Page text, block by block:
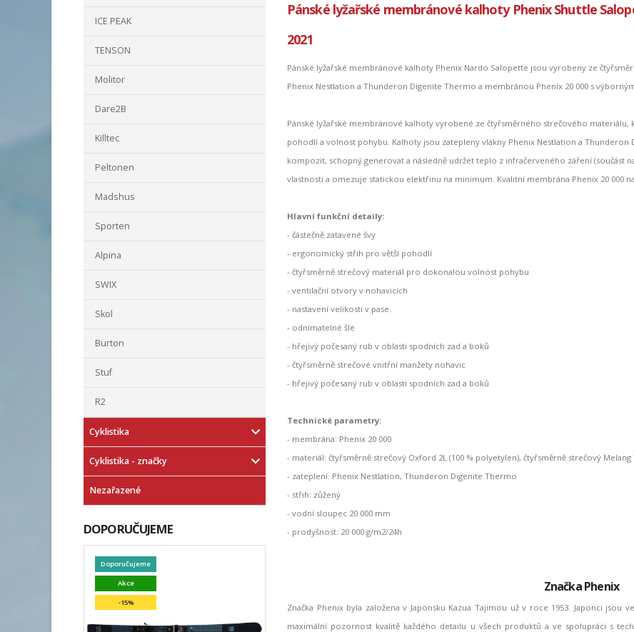
ICE PEAK
TENSON
Molitor
Dare2B
Killtec
Peltonen
Madshus
Sporten
Alpina
SWIX
Skol
Burton
Stuf
R2
Cyklistika
Cyklistika - značky
Nezařazené
DOPORUČUJEME
Doporučujeme
Akce
-15%
Pánské lyžařské membránové kalhoty Phenix Shuttle
2021
Pánské lyžařské membránové kalhoty Phenix Nardo Salopette jsou vyrobeny ze
Phenix Nestlation a Thunderon Digenite Thermo a membránou Phenix 20 000 s
Pánské lyžařské membránové kalhoty vyrobené ze čtyřsměrného strečového
pohodlí a volnost pohybu. Kalhoty jsou zatepleny vlákny Phenix Nestlation a
kompozit, schopný generovat a následně udržet teplo z infračerveného záření (součást
vlastnosti a omezuje statickou elektřinu na minimum. Kvalitní membrána Phenix 20 000
Hlavní funkční detaily:
- částečně zatavené švy
- ergonomický střih pro větší pohodlí
- čtyřsměrně strečový materiál pro dokonalou volnost pohybu
- ventilační otvory v nohavicích
- nastavení velikosti v pase
- odnímatelné šle
- hřejivý počesaný rub v oblasti spodních zad a boků
- čtyřsměrně strečové vnitřní manžety nohavic
- hřejivý počesaný rub v oblasti spodních zad a boků
Technické parametry:
- membrána: Phenix 20 000
- materiál: čtyřsměrně strečový Oxford 2L (100 % polyetylen), čtyřsměrně strečový
- zateplení: Phenix Nestlation, Thunderon Digenite Thermo
- střih: zůžený
- vodní sloupec 20 000 mm
- prodyšnost: 20 000 g/m2/24h
Značka Phenix
Značka Phenix byla založena v Japonsku Kazua Tajimou už v roce 1953. Japonci jsou
maximální pozornost kvalitě každého detailu u všech produktů a ve spolupráci s